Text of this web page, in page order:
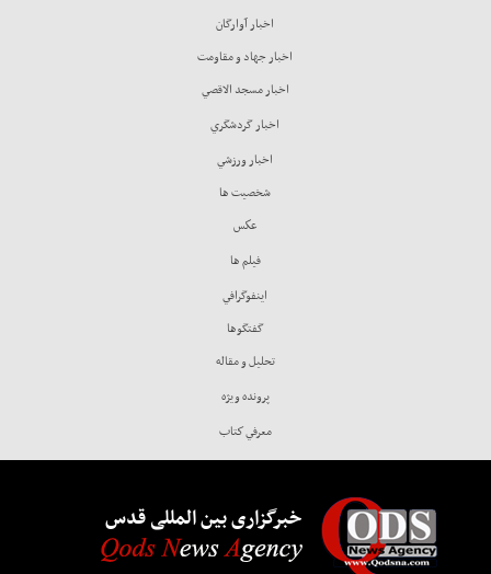
اخبار آوارگان
اخبار جهاد و مقاومت
اخبار مسجد الاقصي
اخبار گردشگري
اخبار ورزشي
شخصيت ها
عكس
فيلم ها
اينفوگرافي
گفتگوها
تحليل و مقاله
پرونده ويژه
معرفي كتاب
خبرگزاری بین المللی قدس